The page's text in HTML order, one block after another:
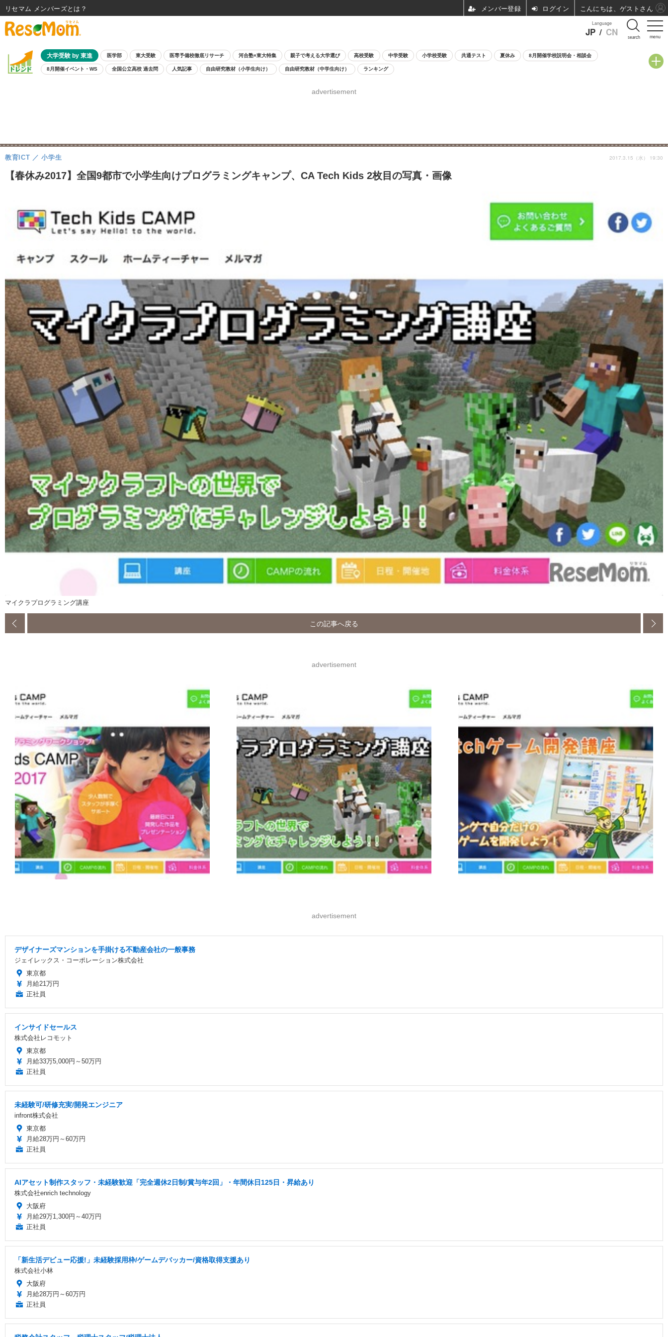
menu
Language
JP / CN search
大学受験 by 東進 医学部 東大受験 医専予備校徹底リサーチ 河合塾×東大特集 親子で考える大学選び 高校受験 中学受験 小学校受験 共通テスト 夏休み 8月開催学校説明会・相談会
8月開催イベント・WS 全国公立高校 過去問 人気記事 自由研究教材（小学生向け） 自由研究教材（中学生向け） ランキング
advertisement
【春休み2017】全国9都市で小学生向けプログラミングキャンプ、CA Tech Kids 2枚目の写真・画像
教育ICT 小学生 2017.3.15（水） 19:30
マイクラプログラミング講座
この記事へ戻る
advertisement
advertisement
デザイナーズマンションを手掛ける不動産会社の一般事務
ジェイレックス・コーポレーション株式会社
東京都
月給21万円
正社員
インサイドセールス
株式会社レコモット
東京都
月給33万5,000円～50万円
正社員
未経験可/研修充実/開発エンジニア
infront株式会社
東京都
月給28万円～60万円
正社員
AIアセット制作スタッフ・未経験歓迎「完全週休2日制/賞与年2回」・年間休日125日・昇給あり
株式会社enrich technology
大阪府
月給29万1,300円～40万円
正社員
「新生活デビュー応援!」未経験採用枠/ゲームデバッカー/資格取得支援あり
株式会社小林
大阪府
月給28万円～60万円
正社員
リセマム メンバーズ ログイン こんにちは、ゲストさん